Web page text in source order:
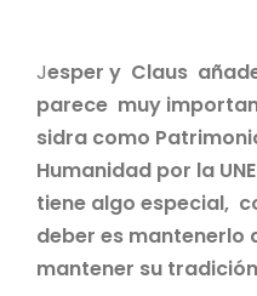
Jesper y Claus
parece muy
sidra como
Humanidad por la
tiene algo especial,
deber es mantenerlo
mantener su